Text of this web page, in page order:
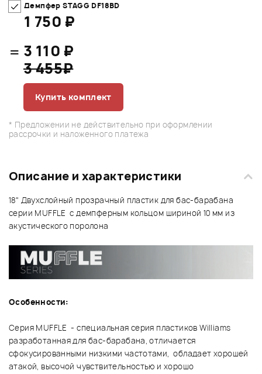
Демпфер STAGG DF18BD
1 750 ₽
= 3 110 ₽
3 455₽
Купить комплект
* Предложении не действительно при оформлении
рассрочки и наложенного платежа
Описание и характеристики
18" Двухслойный прозрачный пластик для бас-барабана
серии MUFFLE с демпферным кольцом шириной 10 мм из
акустического поролона
Особенности:
Серия MUFFLE - специальная серия пластиков Williams
разработанная для бас-барабана, отличается
сфокусированными низкими частотами, обладает хорошей
атакой, высочой чувствительностью и хорошо